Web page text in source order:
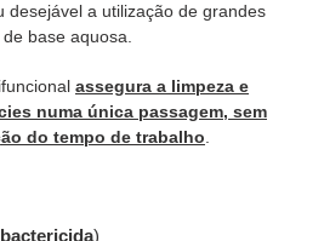
desejável a utilização de grandes
base aquosa.
assegura a limpeza e
numa única passagem, sem
do tempo de trabalho
bactericida)